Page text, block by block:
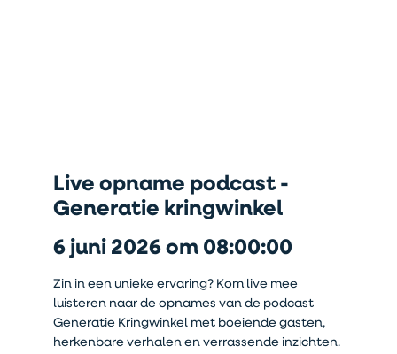
Live opname podcast -
Generatie kringwinkel
6 juni 2026 om 08:00:00
Zin in een unieke ervaring? Kom live mee
luisteren naar de opnames van de podcast
Generatie Kringwinkel met boeiende gasten,
herkenbare verhalen en verrassende inzichten.